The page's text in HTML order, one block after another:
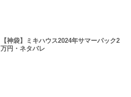
【神袋】ミキハウス2024年サマーパック2
万円・ネタバレ